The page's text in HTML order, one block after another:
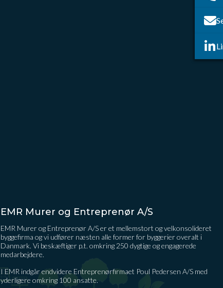
EMR Murer og Entreprenør A/S
EMR Murer og Entreprenør A/S er et mellemstort og velkonsolideret
byggefirma og vi udfører næsten alle former for byggerier overalt i
Danmark. Vi beskæftiger p.t. omkring 250 dygtige og engagerede
medarbejdere.
I EMR indgår endvidere Entreprenørfirmaet Poul Pedersen A/S med
yderligere omkring 100 ansatte.